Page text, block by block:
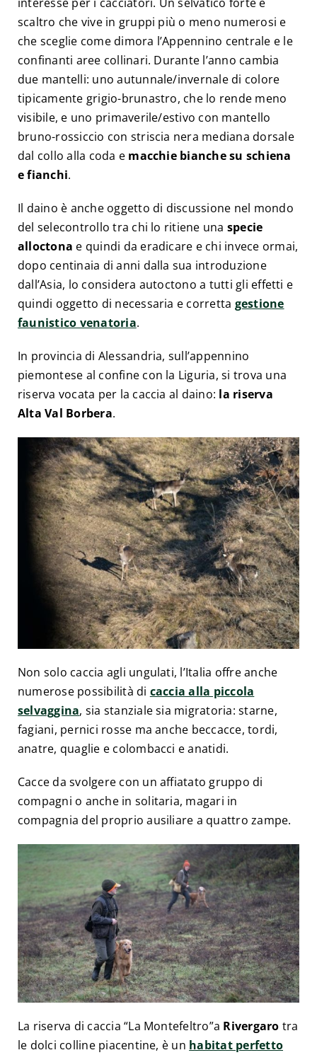
scaltro che vive in gruppi più o meno numerosi e
che sceglie come dimora l’Appennino centrale e le
confinanti aree collinari. Durante l’anno cambia
due mantelli: uno autunnale/invernale di colore
tipicamente grigio-brunastro, che lo rende meno
visibile, e uno primaverile/estivo con mantello
bruno-rossiccio con striscia nera mediana dorsale
dal collo alla coda e macchie bianche su schiena
e fianchi.
Il daino è anche oggetto di discussione nel mondo
del selecontrollo tra chi lo ritiene una specie
alloctona e quindi da eradicare e chi invece ormai,
dopo centinaia di anni dalla sua introduzione
dall’Asia, lo considera autoctono a tutti gli effetti e
quindi oggetto di necessaria e corretta gestione
faunistico venatoria.
In provincia di Alessandria, sull’appennino
piemontese al confine con la Liguria, si trova una
riserva vocata per la caccia al daino: la riserva
Alta Val Borbera.
Non solo caccia agli ungulati, l’Italia offre anche
numerose possibilità di caccia alla piccola
selvaggina, sia stanziale sia migratoria: starne,
fagiani, pernici rosse ma anche beccacce, tordi,
anatre, quaglie e colombacci e anatidi.
Cacce da svolgere con un affiatato gruppo di
compagni o anche in solitaria, magari in
compagnia del proprio ausiliare a quattro zampe.
La riserva di caccia “La Montefeltro”a Rivergaro tra
le dolci colline piacentine, è un habitat perfetto